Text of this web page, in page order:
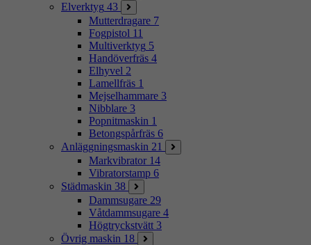
Elverktyg 43
Mutterdragare 7
Fogpistol 11
Multiverktyg 5
Handöverfräs 4
Elhyvel 2
Lamellfräs 1
Mejselhammare 3
Nibblare 3
Popnitmaskin 1
Betongspårfräs 6
Anläggningsmaskin 21
Markvibrator 14
Vibratorstamp 6
Städmaskin 38
Dammsugare 29
Våtdammsugare 4
Högtryckstvätt 3
Övrig maskin 18